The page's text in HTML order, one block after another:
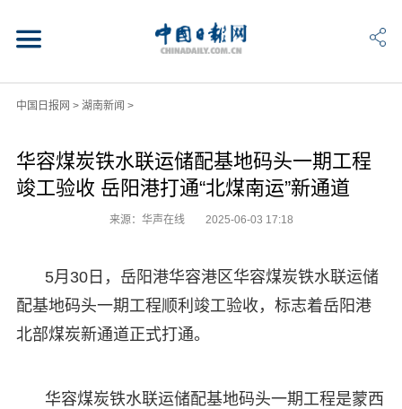
中国日报网 > 湖南新闻 >
华容煤炭铁水联运储配基地码头一期工程
竣工验收 岳阳港打通“北煤南运”新通道
来源：华声在线 2025-06-03 17:18
5月30日，岳阳港华容港区华容煤炭铁水联运储
配基地码头一期工程顺利竣工验收，标志着岳阳港
北部煤炭新通道正式打通。
华容煤炭铁水联运储配基地码头一期工程是蒙西